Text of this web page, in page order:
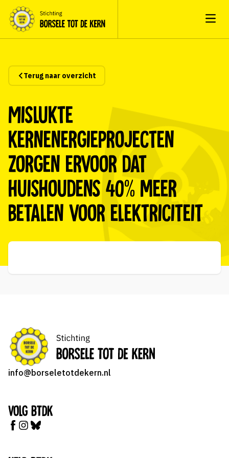
Terug naar overzicht
Mislukte
kernenergieprojecten
zorgen ervoor dat
huishoudens 40% meer
betalen voor elektriciteit
info@borseletotdekern.nl
Volg BTDK